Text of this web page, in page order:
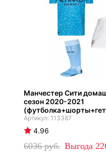
Манчестер Сити
сезон 2020-2021
113387
4.96
6036